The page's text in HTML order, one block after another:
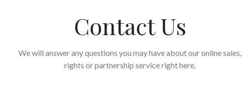
Contact Us
We will answer any questions you may have about our online sales,
rights or partnership service right here.